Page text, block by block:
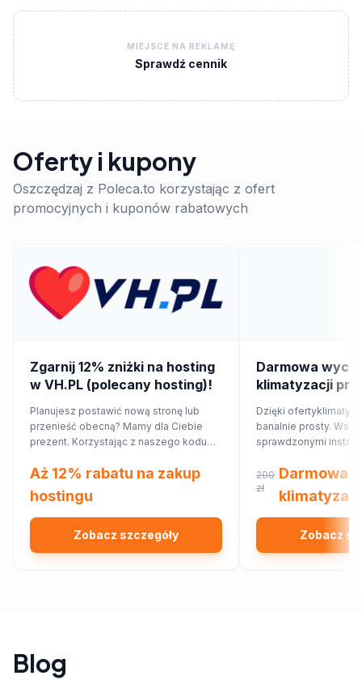
MIEJSCE NA REKLAMĘ
Sprawdź cennik
Oferty i kupony
Oszczędzaj z Poleca.to korzystając z ofert
promocyjnych i kuponów rabatowych
Zgarnij 12% zniżki na hosting
w VH.PL (polecany hosting)!
Planujesz postawić nową stronę lub
przenieść obecną? Mamy dla Ciebie
prezent. Korzystając z naszego kodu
12%!
Aż 12% rabatu na zakup
hostingu
Zobacz szczegóły
Darmowa
klimatyzacji
Dzięki
banalnie prosty.
sprawdzonymi
Ciebie wycenę
Twojego domu lub
200
zł
Darmowa
Zobacz
Blog